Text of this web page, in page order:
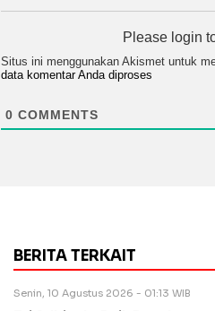
Please login
Situs ini menggunakan Akismet untuk
data komentar Anda diproses
0 COMMENTS
BERITA TERKAIT
Senin, 10 Agustus 2026 - 01:13 WIB